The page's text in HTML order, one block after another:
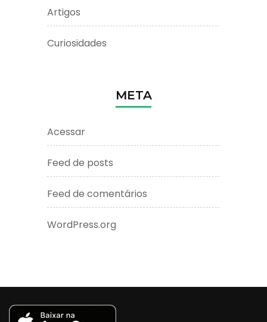
Artigos
Curiosidades
META
Acessar
Feed de posts
Feed de comentários
WordPress.org